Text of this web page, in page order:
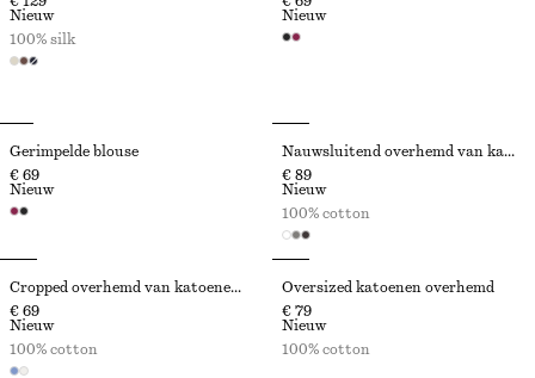
Nieuw
100% silk
Nieuw
Gerimpelde blouse
€ 69
Nieuw
Nauwsluitend overhemd van katoen
€ 89
Nieuw
100% cotton
Cropped overhemd van katoenen keperstof
€ 69
Nieuw
100% cotton
Oversized katoenen overhemd
€ 79
Nieuw
100% cotton